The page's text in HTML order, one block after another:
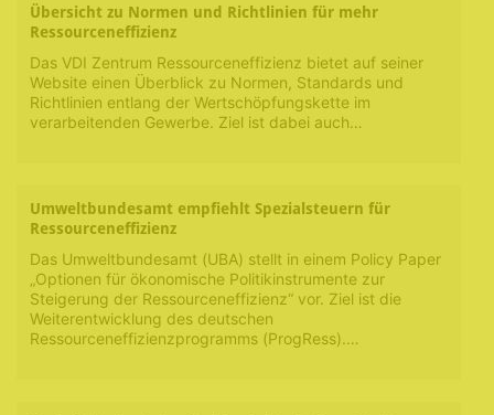
Übersicht zu Normen und Richtlinien für mehr
Ressourceneffizienz
Das VDI Zentrum Ressourceneffizienz bietet auf seiner
Website einen Überblick zu Normen, Standards und
Richtlinien entlang der Wertschöpfungskette im
verarbeitenden Gewerbe. Ziel ist dabei auch…
Umweltbundesamt empfiehlt Spezialsteuern für
Ressourceneffizienz
Das Umweltbundesamt (UBA) stellt in einem Policy Paper
„Optionen für ökonomische Politikinstrumente zur
Steigerung der Ressourceneffizienz“ vor. Ziel ist die
Weiterentwicklung des deutschen
Ressourceneffizienzprogramms (ProgRess).…